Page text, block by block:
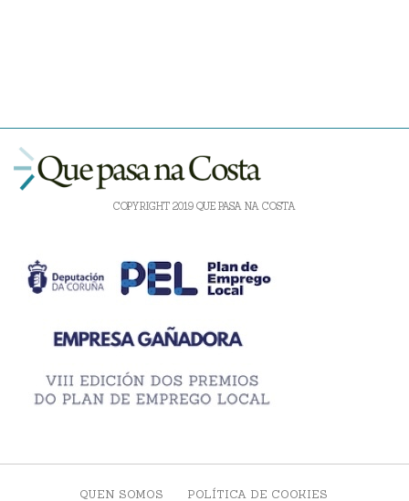
COPYRIGHT 2019 QUE PASA NA COSTA
QUEN SOMOS POLÍTICA DE COOKIES